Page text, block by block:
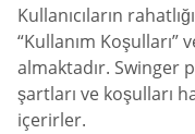
Kullanıcıların
“Kullanım Koşulları”
almaktadır. Swinger
şartları ve koşulları
içerirler.